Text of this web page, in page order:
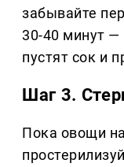
забывайте
30-40 минут
пустят сок и
Шаг 3.
Пока овощи